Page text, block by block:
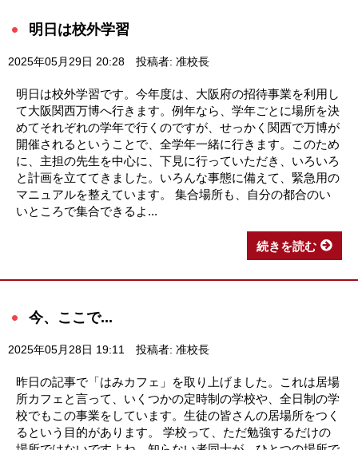
明日は校外学習
2025年05月29日 20:28 投稿者: 准校長
明日は校外学習です。今年度は、大阪府の招待事業を利用し
て大阪関西万博へ行きます。例年なら、学年ごとに場所を決
めてそれぞれの学年で行くのですが、せっかく関西で万博が
開催されるということで、全学年一緒に行きます。このため
に、主担の先生を中心に、下見に行っていただき、いろいろ
と計画を立ててきました。いろんな事態に備えて、緊急用の
マニュアルを整えています。 集合場所も、自分の都合のい
いところで集合できるよ...
続きを読む
今、ここで...
2025年05月28日 19:11 投稿者: 准校長
昨日の記事で「はみカフェ」を取り上げました。これは居場
所カフェと言って、いくつかの定時制の学校や、全日制の学
校でもこの事業をしています。生徒の皆さんの居場所をつく
るという目的があります。 学校って、ただ勉強するだけの